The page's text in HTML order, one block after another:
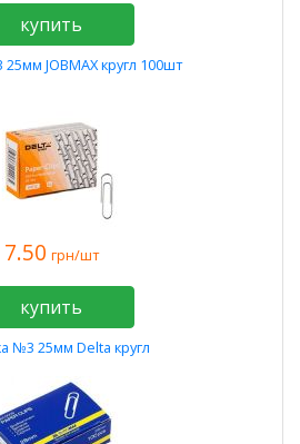
купить
JOBMAX кругл 100шт
7.50 грн/шт
купить
№3 25мм Delta кругл